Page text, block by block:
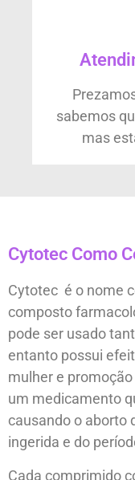
sabemos
mas
Cytotec Como
Cytotec é o nome
composto
pode ser usado
entanto possui
mulher e
um medicamento
causando o aborto
ingerida e do
Cada comprimido